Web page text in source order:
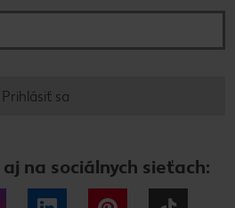
Prihlásiť sa
na sociálnych sieťach: